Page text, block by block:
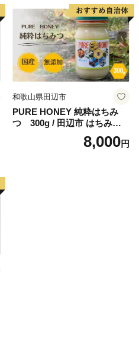
本クエ ポン酢 ぽんず 田辺市
和歌山県 贈答 ギフト ご家庭
【gtr001】
和歌山県田辺市
PURE HONEY 純粋はちみ
つ 300g / 田辺市 はちみつ
ハチミツ 蜂蜜 無添加 国産
8,000円